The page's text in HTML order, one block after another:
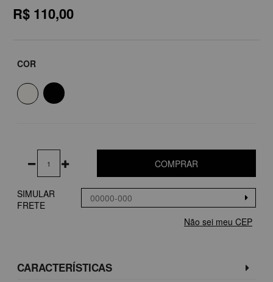
R$ 110,00
COR
COMPRAR
SIMULAR
FRETE
Não sei meu CEP
CARACTERÍSTICAS